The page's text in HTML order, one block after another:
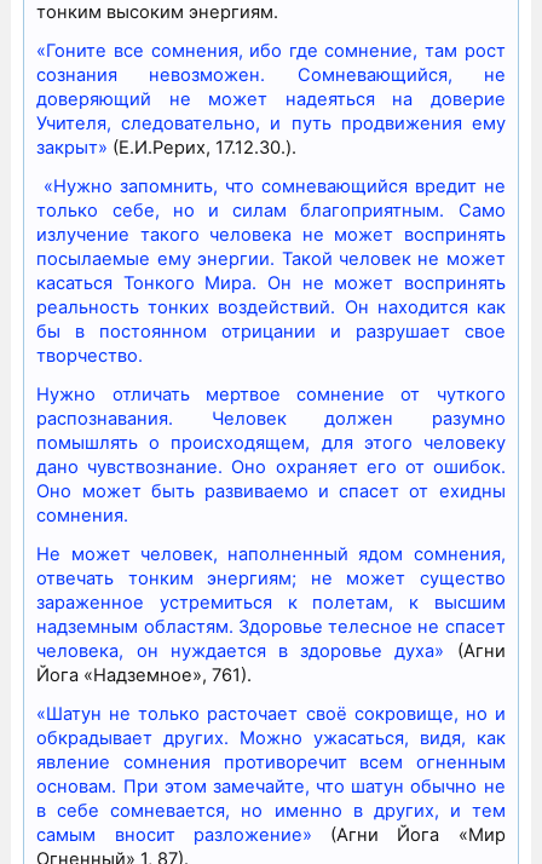
тонким высоким энергиям.
«Гоните все сомнения, ибо где сомнение, там рост
сознания невозможен. Сомневающийся, не
доверяющий не может надеяться на доверие
Учителя, следовательно, и путь продвижения ему
закрыт» (Е.И.Рерих, 17.12.30.).
«Нужно запомнить, что сомневающийся вредит не
только себе, но и силам благоприятным. Само
излучение такого человека не может воспринять
посылаемые ему энергии. Такой человек не может
касаться Тонкого Мира. Он не может воспринять
реальность тонких воздействий. Он находится как
бы в постоянном отрицании и разрушает свое
творчество.
Нужно отличать мертвое сомнение от чуткого
распознавания. Человек должен разумно
помышлять о происходящем, для этого человеку
дано чувствознание. Оно охраняет его от ошибок.
Оно может быть развиваемо и спасет от ехидны
сомнения.
Не может человек, наполненный ядом сомнения,
отвечать тонким энергиям; не может существо
зараженное устремиться к полетам, к высшим
надземным областям. Здоровье телесное не спасет
человека, он нуждается в здоровье духа» (Агни
Йога «Надземное», 761).
«Шатун не только расточает своё сокровище, но и
обкрадывает других. Можно ужасаться, видя, как
явление сомнения противоречит всем огненным
основам. При этом замечайте, что шатун обычно не
в себе сомневается, но именно в других, и тем
самым вносит разложение» (Агни Йога «Мир
Огненный» 1, 87).